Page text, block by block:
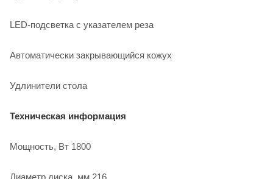
LED-подсветка с указателем реза
Автоматически закрывающийся кожух
Удлинители стола
Техническая информация
Мощность, Вт 1800
Диаметр диска, мм 216